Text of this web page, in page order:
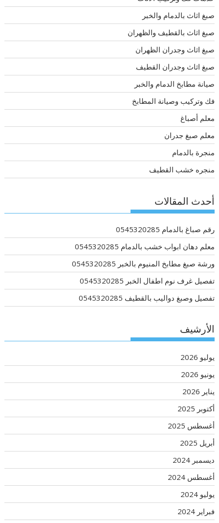
صبغ اثاث بالدمام والخبر
صبغ اثاث بالقطيف والظهران
صبغ اثاث وجدران الظهران
صبغ اثاث وجدران القطيف
صيانة مطابخ الدمام والخبر
فك وتركيب وصيانة المطابخ
معلم أصباغ
معلم صبغ جدران
منجرة بالدمام
منجره خشب القطيف
أحدث المقالات
رقم صباغ بالدمام 0545320285
معلم دهان ابواب خشب بالدمام 0545320285
ورشة صبغ مطابخ المنيوم بالخبر 0545320285
تفصيل غرف نوم اطفال الخبر 0545320285
تفصيل وصبغ دواليب بالقطيف 0545320285
الأرشيف
يوليو 2026
يونيو 2026
يناير 2026
أكتوبر 2025
أغسطس 2025
أبريل 2025
ديسمبر 2024
أغسطس 2024
يوليو 2024
فبراير 2024